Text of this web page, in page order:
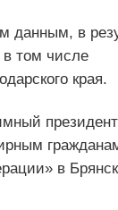
данным, в
в том числе
края.
в